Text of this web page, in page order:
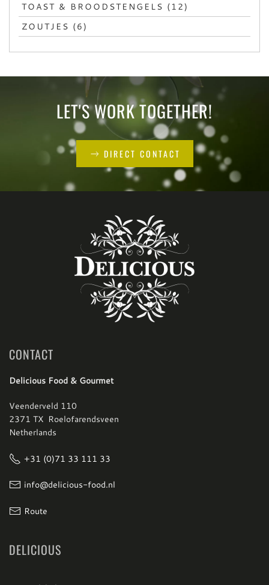
TOAST & BROODSTENGELS (12)
ZOUTJES (6)
LET'S WORK TOGETHER!
DIRECT CONTACT
CONTACT
Delicious Food & Gourmet
Veenderveld 110
2371 TX Roelofarendsveen
Netherlands
+31 (0)71 33 111 33
info@delicious-food.nl
Route
DELICIOUS